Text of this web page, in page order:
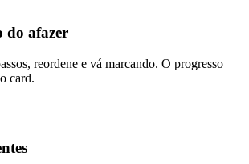
do afazer
reordene e vá marcando. O progresso
card.